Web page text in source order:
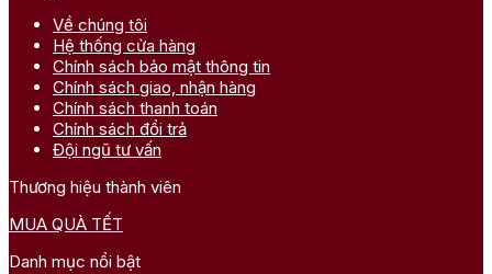
Về chúng tôi
Hệ thống cửa hàng
Chính sách bảo mật thông tin
Chính sách giao, nhận hàng
Chính sách thanh toán
Chính sách đổi trả
Đội ngũ tư vấn
Thương hiệu thành viên
MUA QUÀ TẾT
Danh mục nổi bật